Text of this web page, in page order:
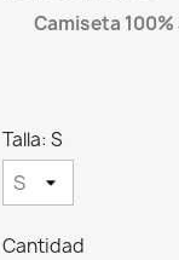
Camiseta
Talla: S
Cantidad